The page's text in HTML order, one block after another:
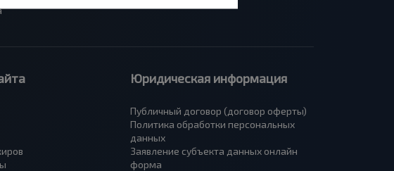
Юридическая информация
Публичный договор (договор оферты)
Политика обработки персональных
данных
Заявление субъекта данных онлайн
форма